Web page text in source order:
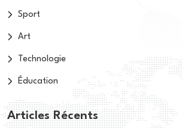
Sport
Art
Technologie
Éducation
Articles Récents